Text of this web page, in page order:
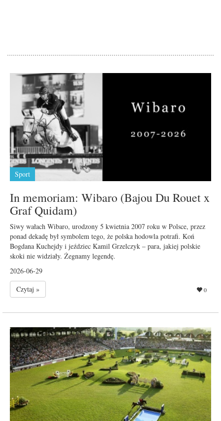
Sport
In memoriam: Wibaro (Bajou Du Rouet x
Graf Quidam)
Siwy wałach Wibaro, urodzony 5 kwietnia 2007 roku w Polsce, przez
ponad dekadę był symbolem tego, że polska hodowla potrafi. Koń
Bogdana Kuchejdy i jeździec Kamil Grzelczyk – para, jakiej polskie
skoki nie widziały. Żegnamy legendę.
2026-06-29
Czytaj »
0